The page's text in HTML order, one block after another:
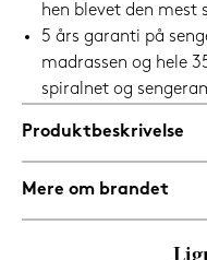
hen blevet den mest
5 års garanti på
madrassen og hele
spiralnet og
Produktbeskrivelse
Mere om brandet